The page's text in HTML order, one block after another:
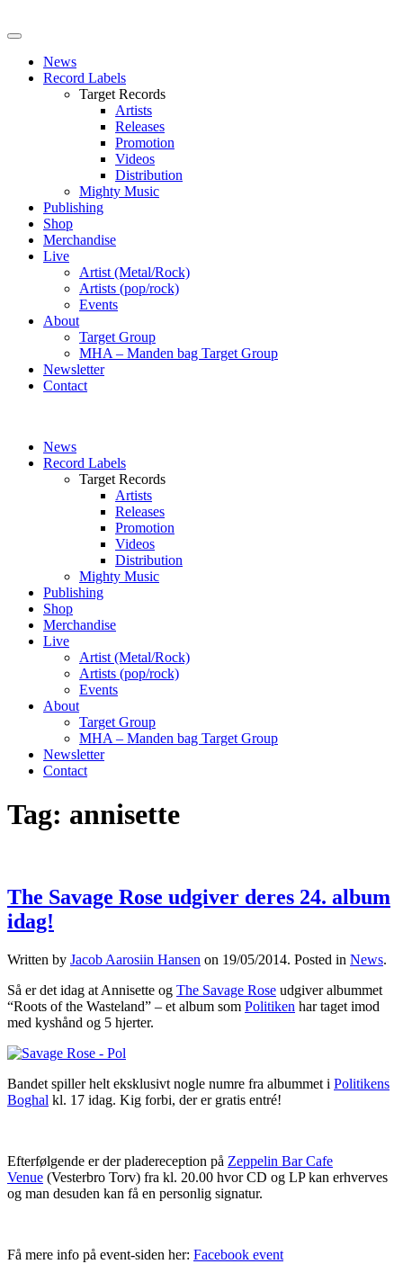
News
Record Labels
Target Records
Artists
Releases
Promotion
Videos
Distribution
Mighty Music
Publishing
Shop
Merchandise
Live
Artist (Metal/Rock)
Artists (pop/rock)
Events
About
Target Group
MHA – Manden bag Target Group
Newsletter
Contact
News
Record Labels
Target Records
Artists
Releases
Promotion
Videos
Distribution
Mighty Music
Publishing
Shop
Merchandise
Live
Artist (Metal/Rock)
Artists (pop/rock)
Events
About
Target Group
MHA – Manden bag Target Group
Newsletter
Contact
Tag: annisette
The Savage Rose udgiver deres 24. album
idag!
Written by Jacob Aarosiin Hansen on 19/05/2014. Posted in News.
Så er det idag at Annisette og The Savage Rose udgiver albummet
“Roots of the Wasteland” – et album som Politiken har taget imod
med kyshånd og 5 hjerter.
Bandet spiller helt eksklusivt nogle numre fra albummet i Politikens
Boghal kl. 17 idag. Kig forbi, der er gratis entré!
Efterfølgende er der pladereception på Zeppelin Bar Cafe
Venue (Vesterbro Torv) fra kl. 20.00 hvor CD og LP kan erhverves
og man desuden kan få en personlig signatur.
Få mere info på event-siden her: Facebook event